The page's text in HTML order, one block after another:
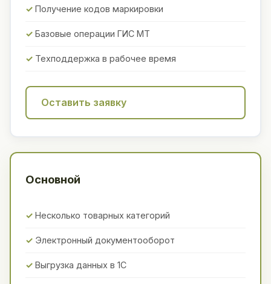
Получение кодов маркировки
Базовые операции ГИС МТ
Техподдержка в рабочее время
Оставить заявку
Основной
Несколько товарных категорий
Электронный документооборот
Выгрузка данных в 1С